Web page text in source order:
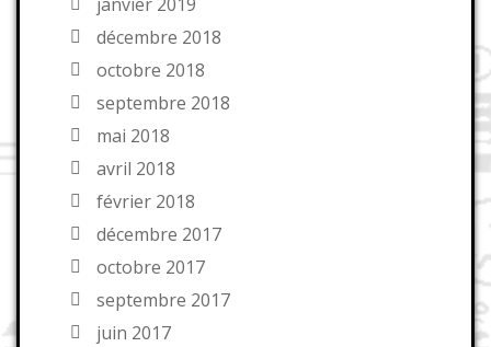
décembre 2018
octobre 2018
septembre 2018
mai 2018
avril 2018
février 2018
décembre 2017
octobre 2017
septembre 2017
juin 2017